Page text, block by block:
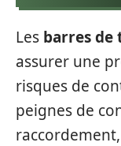
Les barres de
assurer une
risques de
peignes de